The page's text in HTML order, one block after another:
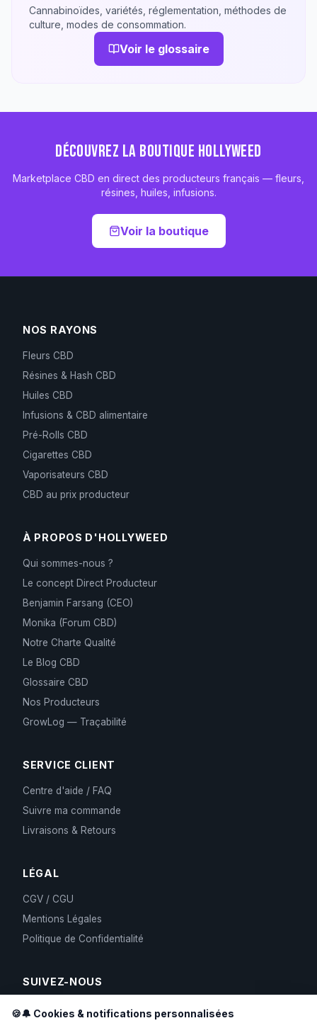
Cannabinoïdes, variétés, réglementation, méthodes de
culture, modes de consommation.
Voir le glossaire
DÉCOUVREZ LA BOUTIQUE HOLLYWEED
Marketplace CBD en direct des producteurs français — fleurs,
résines, huiles, infusions.
Voir la boutique
NOS RAYONS
Fleurs CBD
Résines & Hash CBD
Huiles CBD
Infusions & CBD alimentaire
Pré-Rolls CBD
Cigarettes CBD
Vaporisateurs CBD
CBD au prix producteur
À PROPOS D'HOLLYWEED
Qui sommes-nous ?
Le concept Direct Producteur
Benjamin Farsang (CEO)
Monika (Forum CBD)
Notre Charte Qualité
Le Blog CBD
Glossaire CBD
Nos Producteurs
GrowLog — Traçabilité
SERVICE CLIENT
Centre d'aide / FAQ
Suivre ma commande
Livraisons & Retours
LÉGAL
CGV / CGU
Mentions Légales
Politique de Confidentialité
SUIVEZ-NOUS
🍪🔔 Cookies & notifications personnalisées